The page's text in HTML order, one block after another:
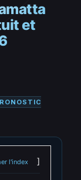
et
l'index